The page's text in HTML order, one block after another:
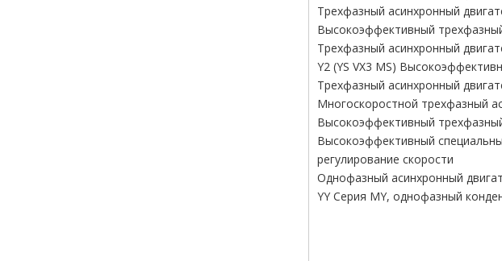
Трехфазный асинхронный
Высокоэффективный
Трехфазный асинхронный
Y2 (YS VX3 MS)
Трехфазный асинхронный
Многоскоростной трехфазный
Высокоэффективный
Высокоэффективный
регулирование скорости
Однофазный асинхронный
YY Серия MY, однофазный